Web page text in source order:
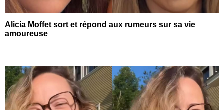
Alicia Moffet sort et répond aux rumeurs sur sa vie
amoureuse